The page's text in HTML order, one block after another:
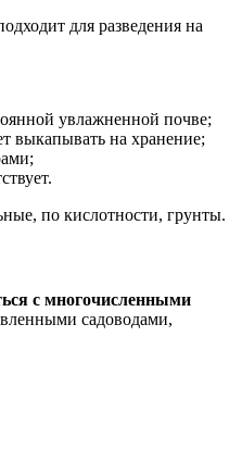
для разведения на
увлажненной почве;
выкапывать на хранение;
по кислотности, грунты.
с многочисленными
садоводами,